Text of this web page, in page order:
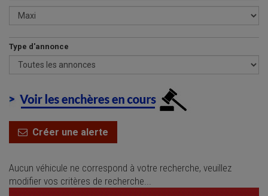
Type d'annonce
Créer une alerte
Aucun véhicule ne correspond à votre recherche, veuillez
modifier vos critères de recherche...